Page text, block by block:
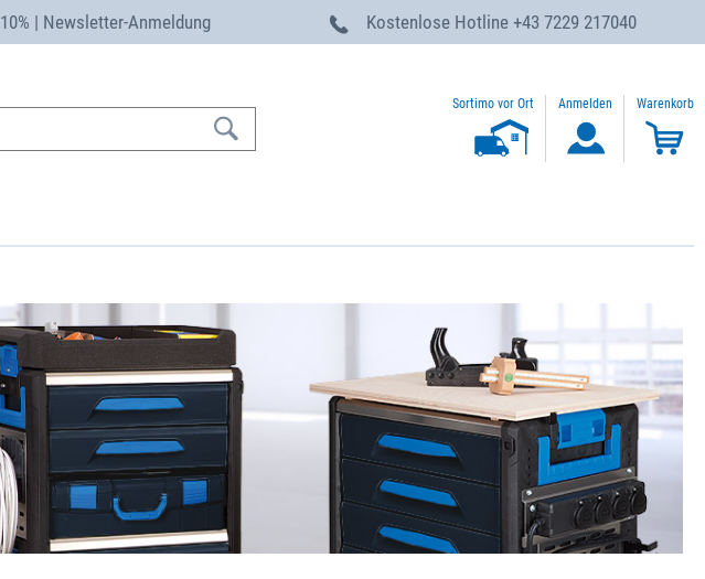
10% | Newsletter-Anmeldung Kostenlose Hotline +43 7229 217040
Sortimo vor Ort Anmelden Warenkorb